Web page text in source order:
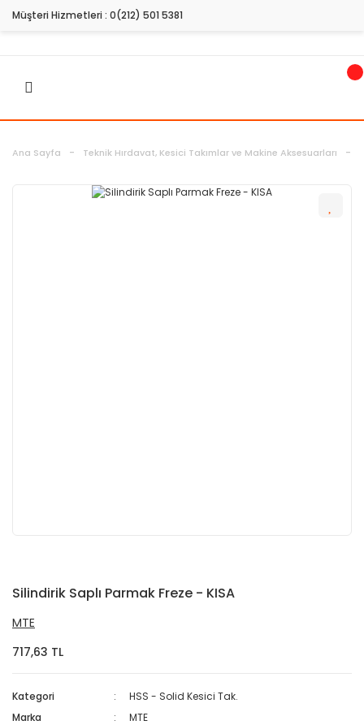
Müşteri Hizmetleri : 0(212) 501 5381
Ana Sayfa Teknik Hırdavat, Kesici Takımlar ve Makine Aksesuarları
Silindirik Saplı Parmak Freze - KISA
MTE
717,63 TL
Kategori
HSS - Solid Kesici Tak.
Marka
MTE